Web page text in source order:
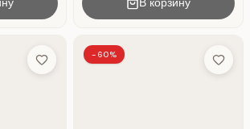
Add to Wish List
-60%
Add to